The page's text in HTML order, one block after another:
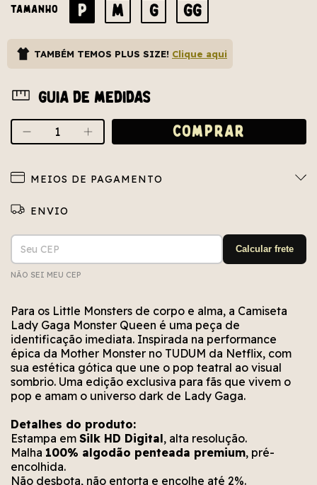
TAMANHO P M G GG
TAMBÉM TEMOS PLUS SIZE! Clique aqui
Guia de medidas
MEIOS DE PAGAMENTO
Entregas para o CEP:
ALTERAR CEP
Calcular frete
NÃO SEI MEU CEP
escrito?
alguns segundos.
novamente em alguns segundos.
Para os Little Monsters de corpo e alma, a Camiseta
Lady Gaga Monster Queen é uma peça de
identificação imediata. Inspirada na performance
épica da Mother Monster no TUDUM da Netflix, com
sua estética gótica que une o pop teatral ao visual
sombrio. Uma edição exclusiva para fãs que vivem o
pop e amam o universo dark de Lady Gaga.
Detalhes do produto:
Estampa em Silk HD Digital, alta resolução.
Malha 100% algodão penteada premium, pré-
encolhida.
Não desbota, não entorta e encolhe até 2%.